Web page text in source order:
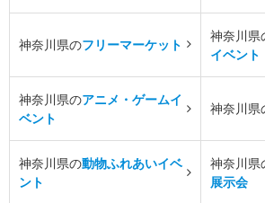
神奈川県のフリーマーケット
神奈川県
イベント
神奈川県のアニメ・ゲームイ
ベント
神奈川県
神奈川県の動物ふれあいイベ
ント
神奈川県
展示会